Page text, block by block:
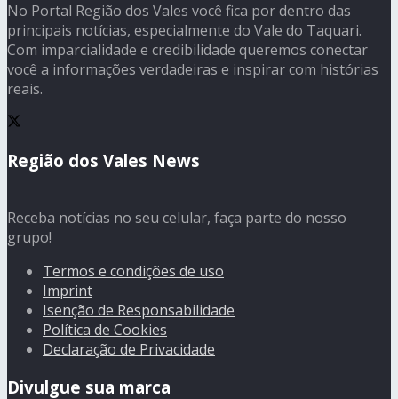
No Portal Região dos Vales você fica por dentro das
principais notícias, especialmente do Vale do Taquari.
Com imparcialidade e credibilidade queremos conectar
você a informações verdadeiras e inspirar com histórias
reais.
Região dos Vales News
Receba notícias no seu celular, faça parte do nosso
grupo!
Termos e condições de uso
Imprint
Isenção de Responsabilidade
Política de Cookies
Declaração de Privacidade
Divulgue sua marca